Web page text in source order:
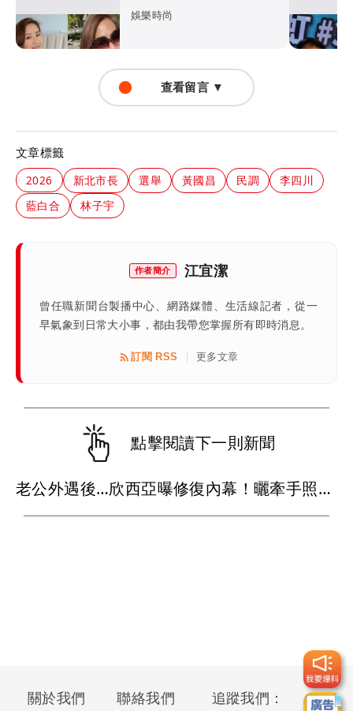
卻僵硬」
娛樂時尚
查看留言 ▼
文章標籤
2026 新北市長 選舉 黃國昌 民調
李四川
藍白合
林子宇
作者簡介 江宜潔
曾任職新聞台製播中心、網路媒體、生活線記者，從一
早氣象到日常大小事，都由我帶您掌握所有即時消息。
訂閱 RSS 更多文章
點擊閱讀下一則新聞
老公外遇後…欣西亞曝修復內幕！曬牽手照「2人身體卻僵硬」
關於我們 聯絡我們 追蹤我們：